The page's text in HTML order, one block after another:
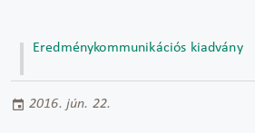
Eredménykommunikációs kiadvány​
2016. jún. 22.